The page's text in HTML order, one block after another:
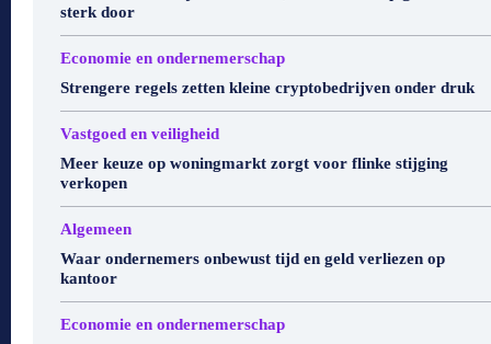
sterk door
Economie en ondernemerschap
Strengere regels zetten kleine cryptobedrijven onder druk
Vastgoed en veiligheid
Meer keuze op woningmarkt zorgt voor flinke stijging
verkopen
Algemeen
Waar ondernemers onbewust tijd en geld verliezen op
kantoor
Economie en ondernemerschap